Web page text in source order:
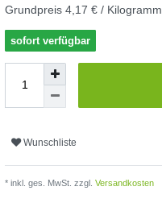
Grundpreis 4,17 € / Kilogramm
sofort verfügbar
Wunschliste
* inkl. ges. MwSt. zzgl. Versandkosten